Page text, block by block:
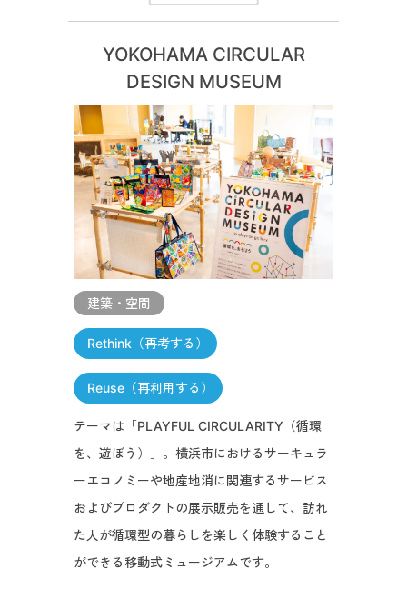
YOKOHAMA CIRCULAR
DESIGN MUSEUM
建築・空間
Rethink（再考する）
Reuse（再利用する）
テーマは「PLAYFUL CIRCULARITY（循環
を、遊ぼう）」。横浜市におけるサーキュラ
ーエコノミーや地産地消に関連するサービス
およびプロダクトの展示販売を通して、訪れ
た人が循環型の暮らしを楽しく体験すること
ができる移動式ミュージアムです。